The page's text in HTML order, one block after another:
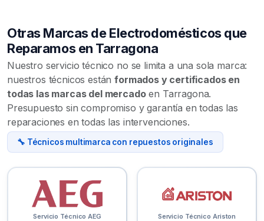
Otras Marcas de Electrodomésticos que
Reparamos en Tarragona
Nuestro servicio técnico no se limita a una sola marca:
nuestros técnicos estánformados y certificados en
todas las marcas del mercadoen Tarragona.
Presupuesto sin compromiso y garantía en todas las
reparaciones en todas las intervenciones.
🔧 Técnicos multimarca con repuestos originales
Servicio Técnico AEG Servicio Técnico Ariston